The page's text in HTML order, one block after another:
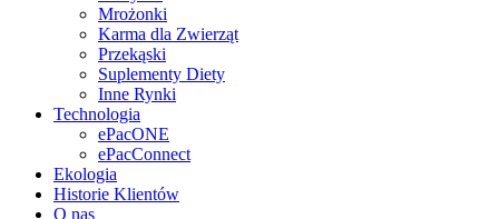
Mrożonki
Karma dla Zwierząt
Przekąski
Suplementy Diety
Inne Rynki
Technologia
ePacONE
ePacConnect
Ekologia
Historie Klientów
O nas